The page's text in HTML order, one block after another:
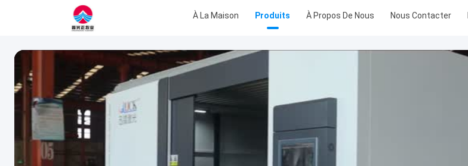
À La Maison Produits À Propos De Nous Nous Contacter